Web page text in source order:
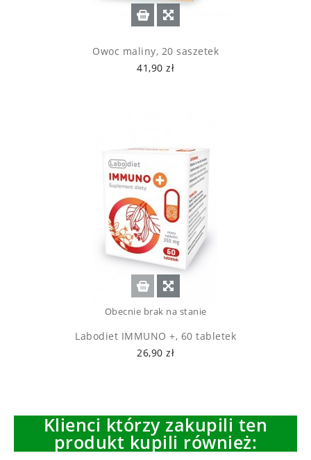
Owoc maliny, 20 saszetek
41,90 zł
Obecnie brak na stanie
Labodiet IMMUNO +, 60 tabletek
26,90 zł
Klienci którzy zakupili ten
produkt kupili również: